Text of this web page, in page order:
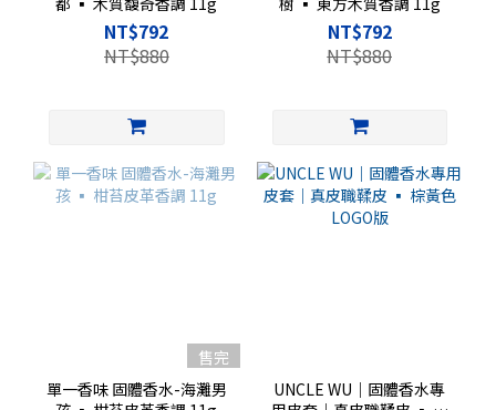
NT$792
NT$880
NT$792
NT$880
售完
單一香味 固體香水-海灘男
UNCLE WU｜固體香水專